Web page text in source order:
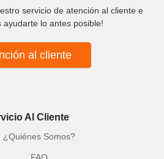
servicio de atención al cliente e
ayudarte lo antes posible!
al cliente
Al Cliente
¿Quiénes Somos?